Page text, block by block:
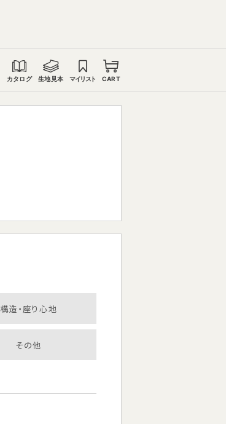
カタログ 生地見本 マイリスト CART
構造・座り心地
その他